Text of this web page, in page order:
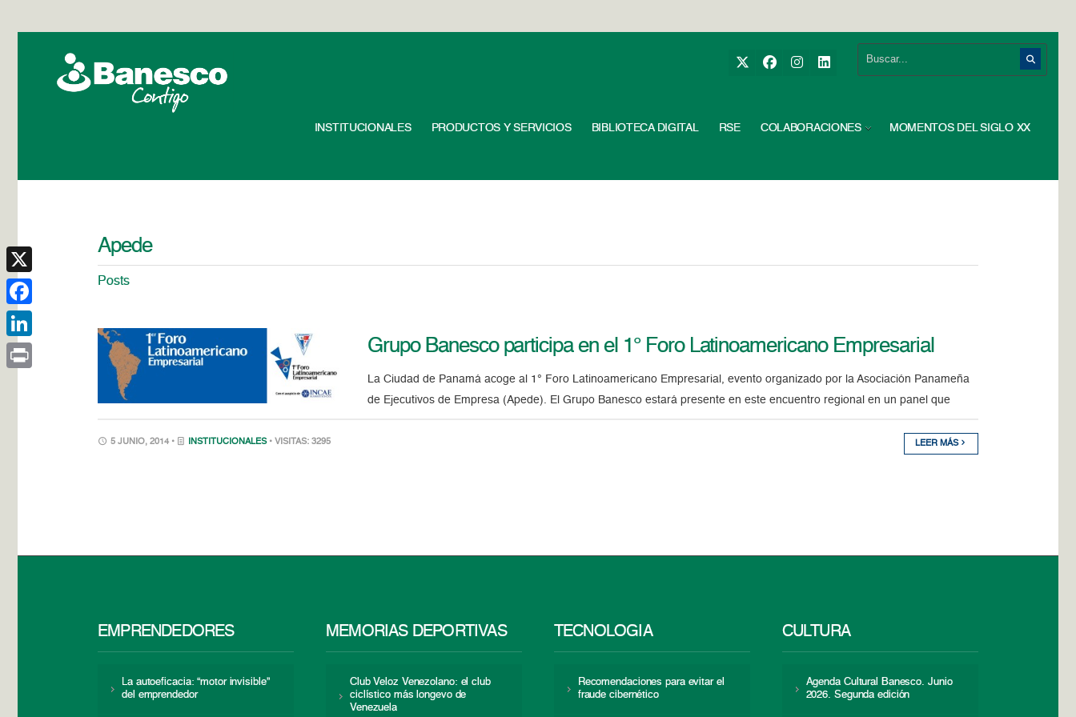
INSTITUCIONALES PRODUCTOS Y SERVICIOS BIBLIOTECA DIGITAL RSE COLABORACIONES MOMENTOS DEL SIGLO XX
Apede
Posts
Grupo Banesco participa en el 1° Foro Latinoamericano Empresarial
La Ciudad de Panamá acoge al 1° Foro Latinoamericano Empresarial, evento organizado por la Asociación Panameña
de Ejecutivos de Empresa (Apede). El Grupo Banesco estará presente en este encuentro regional en un panel que
5 JUNIO, 2014 • INSTITUCIONALES • VISITAS: 3295 LEER MÁS
EMPRENDEDORES
La autoeficacia: “motor invisible”
del emprendedor
MEMORIAS DEPORTIVAS
Club Veloz Venezolano: el club
ciclístico más longevo de
Venezuela
TECNOLOGÍA
Recomendaciones para evitar el
fraude cibernético
CULTURA
Agenda Cultural Banesco. Junio
2026. Segunda edición
X
Facebook
LinkedIn